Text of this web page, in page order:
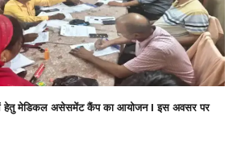
हेतु मेडिकल असेसमेंट कैंप का आयोजन l इस अवसर पर